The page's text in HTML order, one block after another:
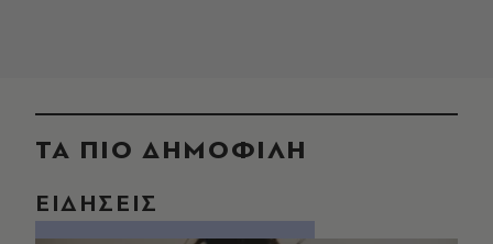
ΤΑ ΠΙΟ ΔΗΜΟΦΙΛΗ
ΕΙΔΗΣΕΙΣ